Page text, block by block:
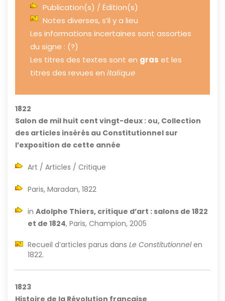
Publication(s) / Édition(s)
Notes diverses, s’il y a lieu
Les informations incertaines sont assorties
du signe : (?)
Les titres des textes sont en gras et les
titres des revues en italique
1822
Salon de mil huit cent vingt-deux : ou, Collection
des articles insérés au Constitutionnel sur
l’exposition de cette année
Art / Articles / Critique
Paris, Maradan, 1822
in Adolphe Thiers, critique d’art : salons de 1822
et de 1824, Paris, Champion, 2005
Recueil d’articles parus dans Le Constitutionnelen
1822.
1823
Histoire de la Révolution française